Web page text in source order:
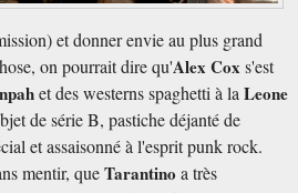
et donner envie au plus grand
on pourrait dire qu'Alex Coxs'est
et des westerns spaghetti à laLeone
de série B, pastiche déjanté de
et assaisonné à l'esprit punk rock.
mentir, queTarantino a très